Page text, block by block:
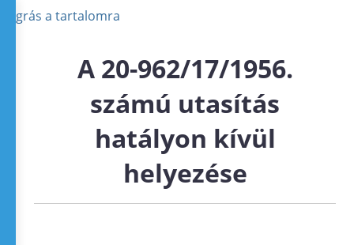
Ugrás a tartalomra
A 20-962/17/1956.
számú utasítás
hatályon kívül
helyezése